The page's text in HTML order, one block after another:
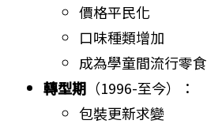
價格平民化
口味種類增加
成為學童間流行零食
轉型期 （1996-至今）：
包裝更新求變